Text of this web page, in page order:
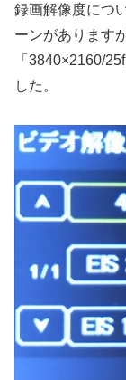
録画解像度につ
ーンがあります
「3840×2160/
した。